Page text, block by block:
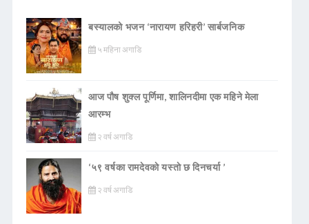
बस्यालको भजन ‘नारायण हरिहरी’ सार्बजनिक
५ महिना अगाडि
आज पौष शुक्ल पूर्णिमा, शालिनदीमा एक महिने मेला
आरम्भ
२ वर्ष अगाडि
‘५९ वर्षका रामदेवकाे यस्ताे छ दिनचर्या ’
२ वर्ष अगाडि